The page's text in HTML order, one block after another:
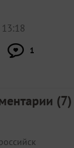
1
(7)